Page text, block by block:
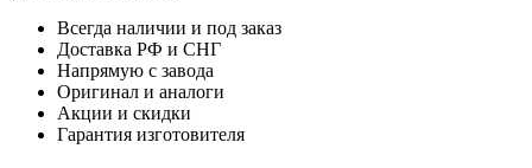
Всегда наличии и под заказ
Доставка РФ и СНГ
Напрямую с завода
Оригинал и аналоги
Акции и скидки
Гарантия изготовителя